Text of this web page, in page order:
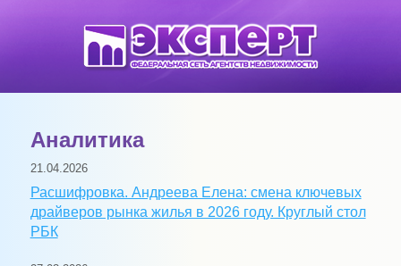
Аналитика
21.04.2026
Расшифровка. Андреева Елена: смена ключевых
драйверов рынка жилья в 2026 году. Круглый стол
РБК